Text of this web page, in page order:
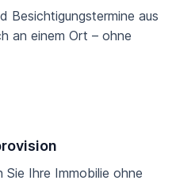
Besichtigungstermine aus
an einem Ort – ohne
Ihre Immobilie ohne